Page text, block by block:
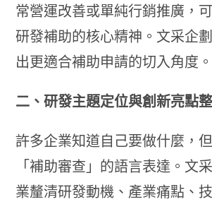
常營運改善或單純行銷推廣，
研發補助的核心精神。文采企
出更適合補助申請的切入角度。
二、研發主題定位與創新亮點
許多企業知道自己要做什麼，
「補助審查」的語言表達。文
業釐清研發動機、產業痛點、